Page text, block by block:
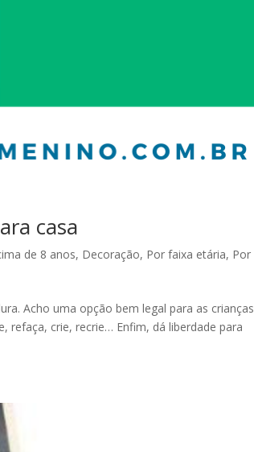
casa
de 8 anos, Decoração, Por faixa etária, Por
Acho uma opção bem legal para as crianças
refaça, crie, recrie… Enfim, dá liberdade para